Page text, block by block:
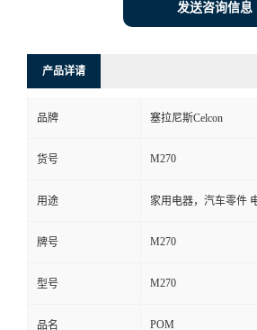
发送咨询信息
产品详请
品牌 塞拉尼斯Celcon
货号 M270
用途 家用电器，汽车零件
牌号 M270
型号 M270
品名 POM